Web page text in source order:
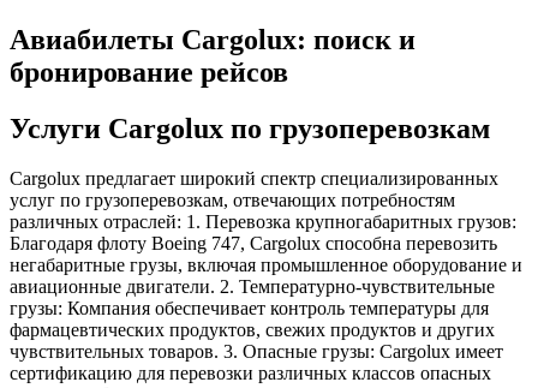
Авиабилеты Cargolux: поиск и
бронирование рейсов
Услуги Cargolux по грузоперевозкам
Cargolux предлагает широкий спектр специализированных
услуг по грузоперевозкам, отвечающих потребностям
различных отраслей: 1. Перевозка крупногабаритных грузов:
Благодаря флоту Boeing 747, Cargolux способна перевозить
негабаритные грузы, включая промышленное оборудование и
авиационные двигатели. 2. Температурно-чувствительные
грузы: Компания обеспечивает контроль температуры для
фармацевтических продуктов, свежих продуктов и других
чувствительных товаров. 3. Опасные грузы: Cargolux имеет
сертификацию для перевозки различных классов опасных